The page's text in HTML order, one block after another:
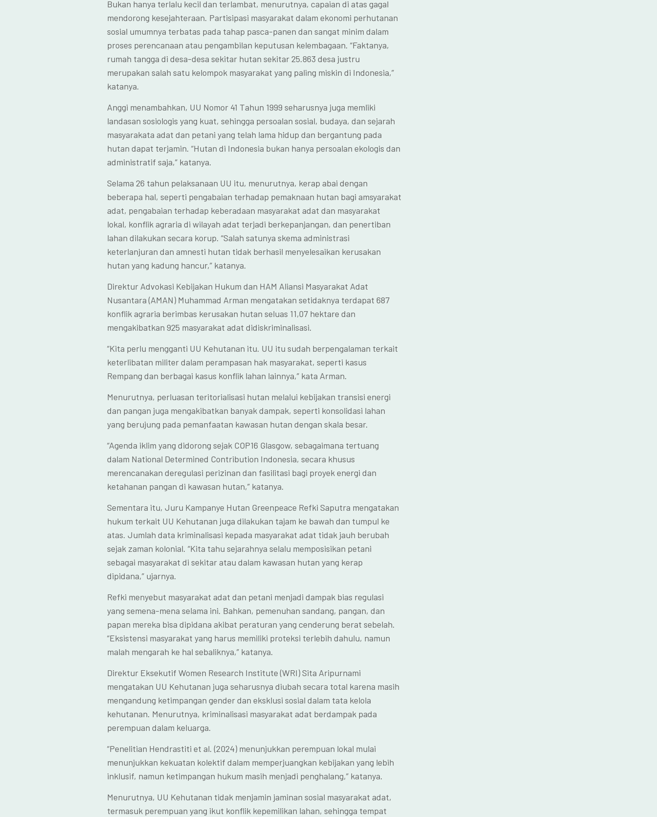
Bukan hanya terlalu kecil dan terlambat, menurutnya, capaian di atas gagal
mendorong kesejahteraan. Partisipasi masyarakat dalam ekonomi perhutanan
sosial umumnya terbatas pada tahap pasca-panen dan sangat minim dalam
proses perencanaan atau pengambilan keputusan kelembagaan. “Faktanya,
rumah tangga di desa-desa sekitar hutan sekitar 25.863 desa justru
merupakan salah satu kelompok masyarakat yang paling miskin di Indonesia,”
katanya.
Anggi menambahkan, UU Nomor 41 Tahun 1999 seharusnya juga memliki
landasan sosiologis yang kuat, sehingga persoalan sosial, budaya, dan sejarah
masyarakata adat dan petani yang telah lama hidup dan bergantung pada
hutan dapat terjamin. “Hutan di Indonesia bukan hanya persoalan ekologis dan
administratif saja,” katanya.
Selama 26 tahun pelaksanaan UU itu, menurutnya, kerap abai dengan
beberapa hal, seperti pengabaian terhadap pemaknaan hutan bagi amsyarakat
adat, pengabaian terhadap keberadaan masyarakat adat dan masyarakat
lokal, konflik agraria di wilayah adat terjadi berkepanjangan, dan penertiban
lahan dilakukan secara korup. “Salah satunya skema administrasi
keterlanjuran dan amnesti hutan tidak berhasil menyelesaikan kerusakan
hutan yang kadung hancur,” katanya.
Direktur Advokasi Kebijakan Hukum dan HAM Aliansi Masyarakat Adat
Nusantara (AMAN) Muhammad Arman mengatakan setidaknya terdapat 687
konflik agraria berimbas kerusakan hutan seluas 11,07 hektare dan
mengakibatkan 925 masyarakat adat didiskriminalisasi.
“Kita perlu mengganti UU Kehutanan itu. UU itu sudah berpengalaman terkait
keterlibatan militer dalam perampasan hak masyarakat, seperti kasus
Rempang dan berbagai kasus konflik lahan lainnya,” kata Arman.
Menurutnya, perluasan teritorialisasi hutan melalui kebijakan transisi energi
dan pangan juga mengakibatkan banyak dampak, seperti konsolidasi lahan
yang berujung pada pemanfaatan kawasan hutan dengan skala besar.
“Agenda iklim yang didorong sejak COP16 Glasgow, sebagaimana tertuang
dalam National Determined Contribution Indonesia, secara khusus
merencanakan deregulasi perizinan dan fasilitasi bagi proyek energi dan
ketahanan pangan di kawasan hutan,” katanya.
Sementara itu, Juru Kampanye Hutan Greenpeace Refki Saputra mengatakan
hukum terkait UU Kehutanan juga dilakukan tajam ke bawah dan tumpul ke
atas. Jumlah data kriminalisasi kepada masyarakat adat tidak jauh berubah
sejak zaman kolonial. “Kita tahu sejarahnya selalu memposisikan petani
sebagai masyarakat di sekitar atau dalam kawasan hutan yang kerap
dipidana,” ujarnya.
Refki menyebut masyarakat adat dan petani menjadi dampak bias regulasi
yang semena-mena selama ini. Bahkan, pemenuhan sandang, pangan, dan
papan mereka bisa dipidana akibat peraturan yang cenderung berat sebelah.
“Eksistensi masyarakat yang harus memiliki proteksi terlebih dahulu, namun
malah mengarah ke hal sebaliknya,” katanya.
Direktur Eksekutif Women Research Institute (WRI) Sita Aripurnami
mengatakan UU Kehutanan juga seharusnya diubah secara total karena masih
mengandung ketimpangan gender dan eksklusi sosial dalam tata kelola
kehutanan. Menurutnya, kriminalisasi masyarakat adat berdampak pada
perempuan dalam keluarga.
“Penelitian Hendrastiti et al. (2024) menunjukkan perempuan lokal mulai
menunjukkan kekuatan kolektif dalam memperjuangkan kebijakan yang lebih
inklusif, namun ketimpangan hukum masih menjadi penghalang,” katanya.
Menurutnya, UU Kehutanan tidak menjamin jaminan sosial masyarakat adat,
termasuk perempuan yang ikut konflik kepemilikan lahan, sehingga tempat